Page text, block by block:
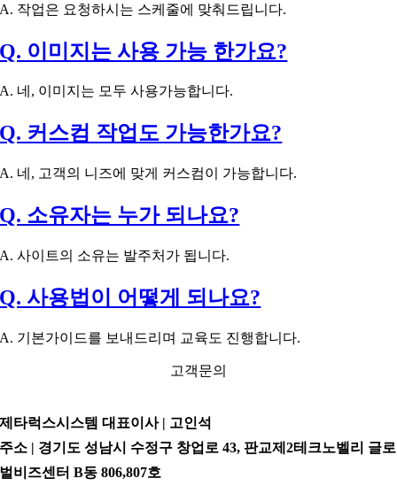
A. 작업은 요청하시는 스케줄에 맞춰드립니다.
Q. 이미지는 사용 가능 한가요?
A. 네, 이미지는 모두 사용가능합니다.
Q. 커스컴 작업도 가능한가요?
A. 네, 고객의 니즈에 맞게 커스컴이 가능합니다.
Q. 소유자는 누가 되나요?
A. 사이트의 소유는 발주처가 됩니다.
Q. 사용법이 어떻게 되나요?
A. 기본가이드를 보내드리며 교육도 진행합니다.
고객문의
제타럭스시스템 대표이사 | 고인석
주소 | 경기도 성남시 수정구 창업로 43, 판교제2테크노벨리 글로
벌비즈센터 B동 806,807호